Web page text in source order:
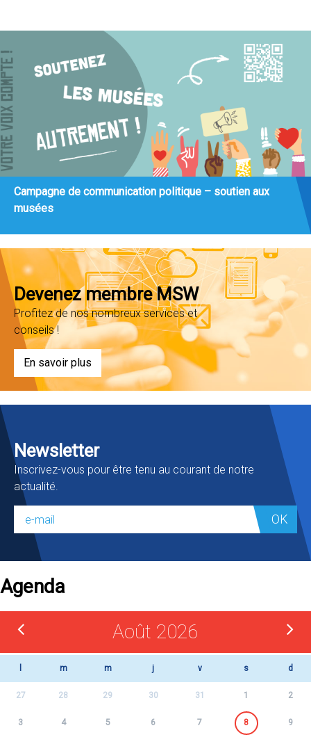
Campagne de communication politique – soutien aux
musées
Devenez membre MSW
Profitez de nos nombreux services et
conseils !
En savoir plus
Newsletter
Inscrivez-vous pour être tenu au courant de notre
actualité.
OK
Agenda
Août 2026
m m j v s d
27 28 29 30 31 1 2
3 4 5 6 7 8 9